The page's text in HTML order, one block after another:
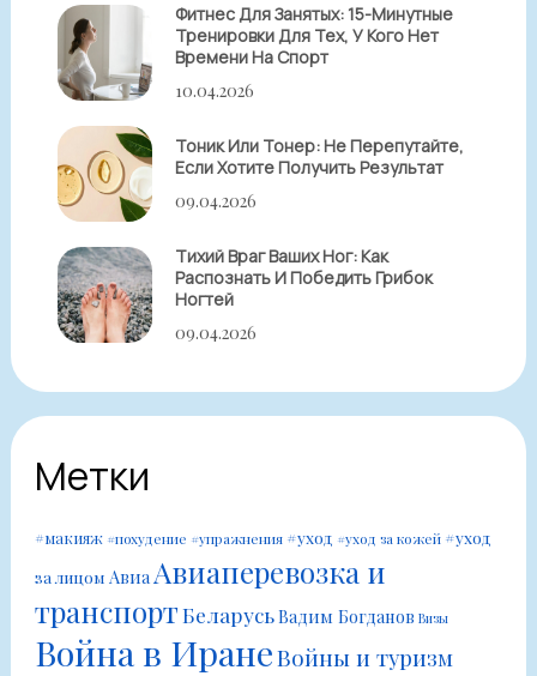
Фитнес Для Занятых: 15-Минутные
Тренировки Для Тех, У Кого Нет
Времени На Спорт
10.04.2026
Тоник Или Тонер: Не Перепутайте,
Если Хотите Получить Результат
09.04.2026
Тихий Враг Ваших Ног: Как
Распознать И Победить Грибок
Ногтей
09.04.2026
Метки
#макияж #похудение #упражнения #уход #уход за кожей #уход
за лицом Авиа Авиаперевозка и
транспортБеларусьВадим Богданов Визы
Война в ИранеВойны и туризм